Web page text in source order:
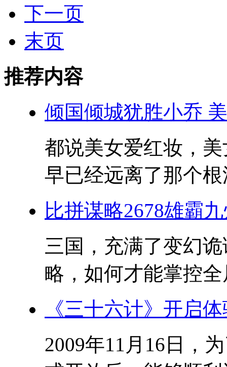
下一页
末页
推荐内容
倾国倾城犹胜小乔
都说美女爱红妆，
早已经远离了那个
比拼谋略2678雄霸
三国，充满了变幻
略，如何才能掌控
《三十六计》开启
2009年11月16日，